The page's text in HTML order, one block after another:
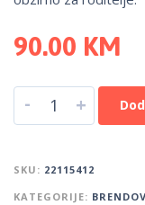
90.00 KM
- +
SKU: 22115412
KATEGORIJE: